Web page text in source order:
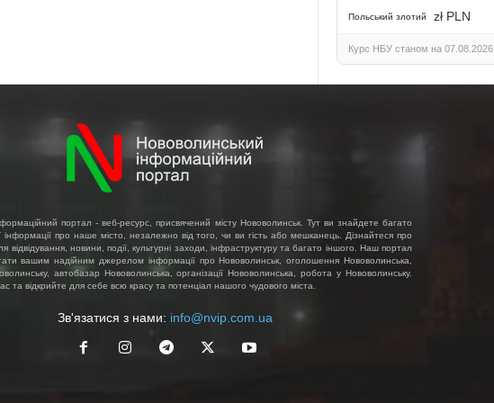
Польський злотий zł PLN
Курс НБУ станом на 07.08.2026
портал - веб-ресурс, присвячений місту Нововолинськ. Тут ви знайдете багато
інформації про наше місто, незалежно від того, чи ви гість або мешканець. Дізнайтеся про
відвідування, новини, події, культурні заходи, інфраструктуру та багато іншого. Наш портал
вашим надійним джерелом інформації про Нововолинськ, оголошення Нововолинська,
автобазар Нововолинська, організації Нововолинська, робота у Нововолинську.
та відкрийте для себе всю красу та потенціал нашого чудового міста.
Зв'язатися з нами: info@nvip.com.ua